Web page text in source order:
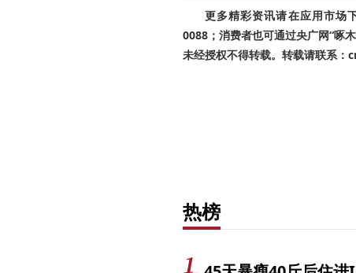
更多精彩资讯请在应用市场
0088；消费者也可通过央广网“啄
未经授权不得转载。转载请联系：
热榜